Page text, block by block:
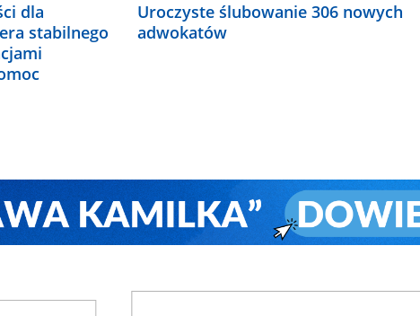
dla
stabilnego
Uroczyste ślubowanie 306 nowych
adwokatów